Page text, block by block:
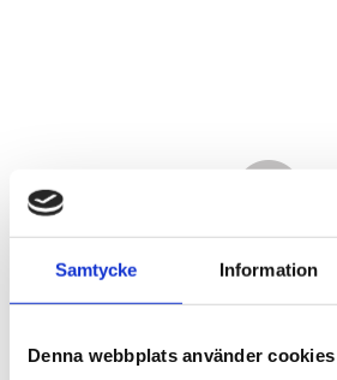
Samtycke Information
Denna webbplats använder cookies